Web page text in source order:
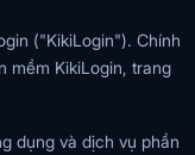
("KikiLogin"). Chính
mềm KikiLogin, trang
dụng và dịch vụ phần